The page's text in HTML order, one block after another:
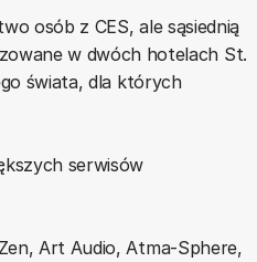
osób z CES, ale sąsiednią
w dwóch hotelach St.
świata, dla których
serwisów
Art Audio, Atma-Sphere,